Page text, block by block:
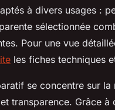
à divers usages :
sélectionnée
Pour une vue
les fiches techniques
se concentre sur
transparence. Grâce